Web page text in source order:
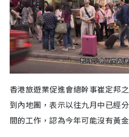
香港旅遊業促進會總幹事崔定邦
到內地團，表示以往九月中已經
間的工作，認為今年可能沒有黃